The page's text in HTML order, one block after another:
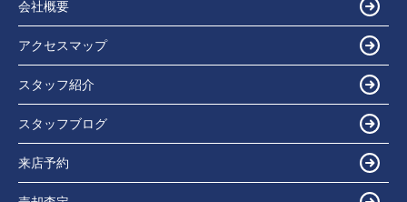
会社概要
アクセスマップ
スタッフ紹介
スタッフブログ
来店予約